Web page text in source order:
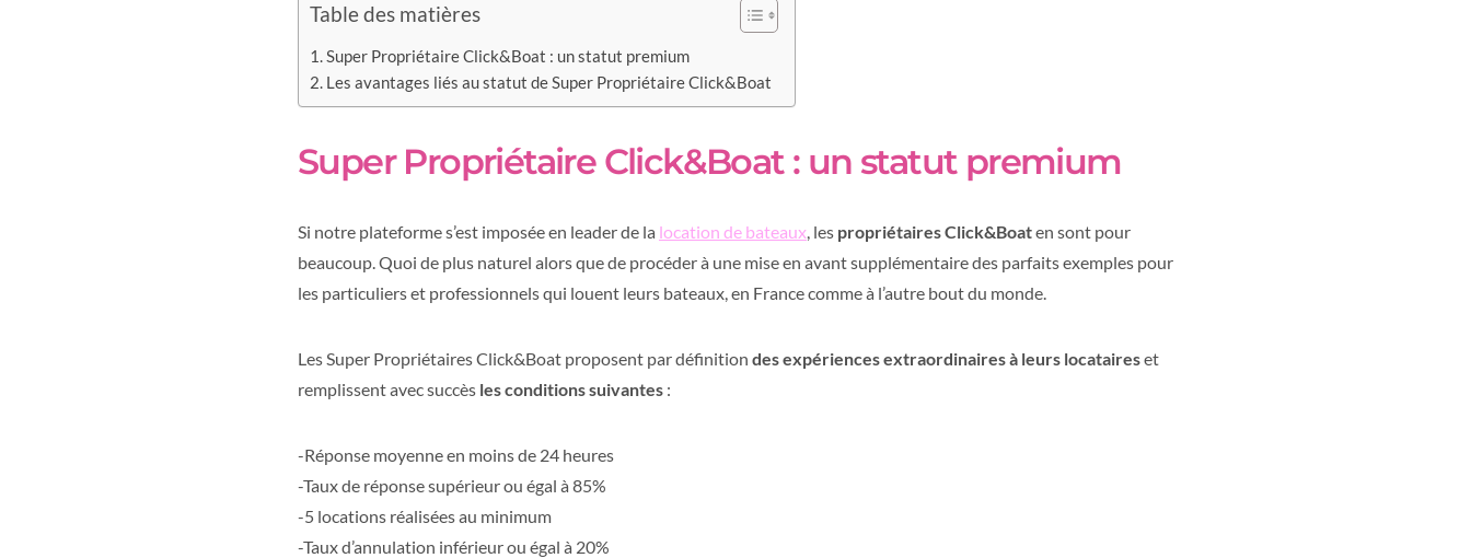
Table des matières
Super Propriétaire Click&Boat : un statut premium
Les avantages liés au statut de Super Propriétaire Click&Boat
Super Propriétaire Click&Boat : un statut premium
Si notre plateforme s’est imposée en leader de la location de bateaux , les propriétaires Click&Boaten sont pour
beaucoup. Quoi de plus naturel alors que de procéder à une mise en avant supplémentaire des parfaits exemples pour
les particuliers et professionnels qui louent leurs bateaux, en France comme à l’autre bout du monde.
Les Super Propriétaires Click&Boat proposent par définition des expériences extraordinaires à leurs locataireset
remplissent avec succès les conditions suivantes :
-Réponse moyenne en moins de 24 heures
-Taux de réponse supérieur ou égal à 85%
-5 locations réalisées au minimum
-Taux d’annulation inférieur ou égal à 20%